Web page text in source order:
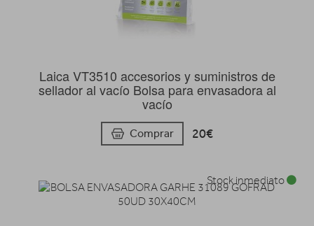
Laica VT3510 accesorios y suministros de
sellador al vacío Bolsa para envasadora al
vacío
Comprar 20€
Stock inmediato